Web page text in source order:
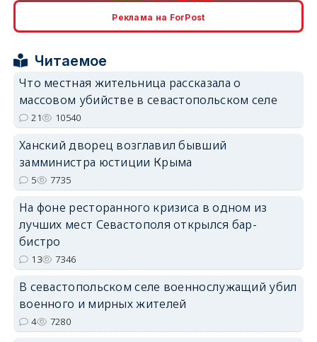
erid: 2SDnjcrDNw6
erid: 2SDnjdvhGXG
Реклама на ForPost
Читаемое
Что местная жительница рассказала о
массовом убийстве в севастопольском селе
21 10540
Ханский дворец возглавил бывший
замминистра юстиции Крыма
5 7735
На фоне ресторанного кризиса в одном из
лучших мест Севастополя открылся бар-
бистро
13 7346
В севастопольском селе военнослужащий убил
военного и мирных жителей
4 7280